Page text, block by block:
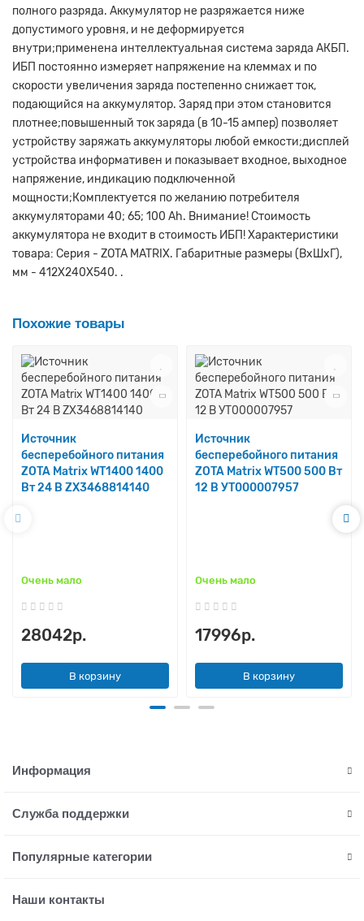
полного разряда. Аккумулятор не разряжается ниже
допустимого уровня, и не деформируется
внутри;применена интеллектуальная система заряда АКБП.
ИБП постоянно измеряет напряжение на клеммах и по
скорости увеличения заряда постепенно снижает ток,
подающийся на аккумулятор. Заряд при этом становится
плотнее;повышенный ток заряда (в 10-15 ампер) позволяет
устройству заряжать аккумуляторы любой емкости;дисплей
устройства информативен и показывает входное, выходное
напряжение, индикацию подключенной
мощности;Комплектуется по желанию потребителя
аккумуляторами 40; 65; 100 Ah. Внимание! Стоимость
аккумулятора не входит в стоимость ИБП! Характеристики
товара: Серия - ZOTA MATRIX. Габаритные размеры (ВхШхГ),
мм - 412X240X540. .
Похожие товары
Источник
бесперебойного питания
ZOTA Matrix WT1400 1400
Вт 24 В ZX3468814140
Очень мало
28042р.
В корзину
Источник
бесперебойного питания
ZOTA Matrix WT500 500 Вт
12 В УТ000007957
Очень мало
17996р.
В корзину
Информация
Служба поддержки
Популярные категории
Наши контакты